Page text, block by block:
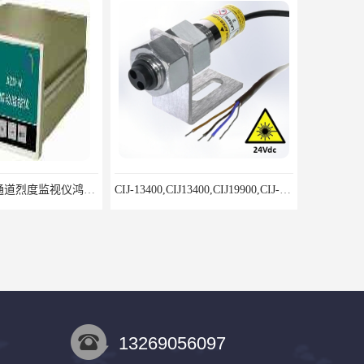
CIJ-13400,CIJ13400,CIJ19900,CIJ-19200,CIJI3500Y转速传感器
13269056097